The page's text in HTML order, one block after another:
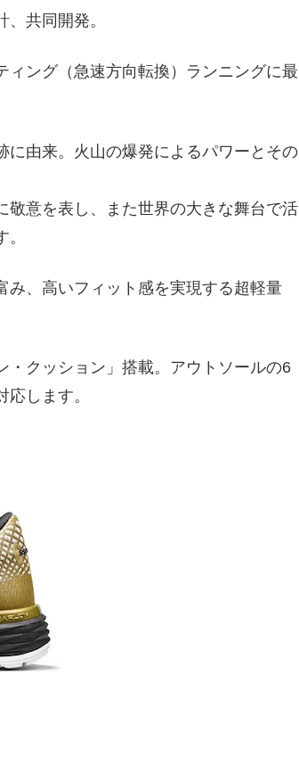
共同開発。
ィング（急速方向転換）ランニングに最
に由来。火山の爆発によるパワーとその
意を表し、また世界の大きな舞台で活
み、高いフィット感を実現する超軽量
・クッション」搭載。アウトソールの6
します。